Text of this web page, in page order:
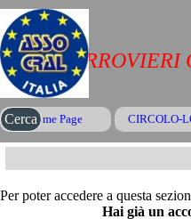
Vai ai contenuti
Home Page CIRCOLO-
CRAL FERROVIERI
Cerca
Per poter accedere a questa
Hai già un